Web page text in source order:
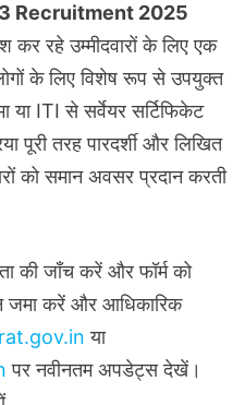
Recruitment 2025
कर रहे उम्मीदवारों के लिए एक
के लिए विशेष रूप से उपयुक्त
या ITI से सर्वेयर सर्टिफिकेट
पूरी तरह पारदर्शी और लिखित
को समान अवसर प्रदान करती
की जाँच करें और फॉर्म को
जमा करें और आधिकारिक
या
पर नवीनतम अपडेट्स देखें।